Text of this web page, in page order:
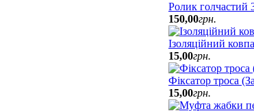
Ролик голчастий
150,00грн.
Ізоляційний
15,00грн.
Фіксатор троса
15,00грн.